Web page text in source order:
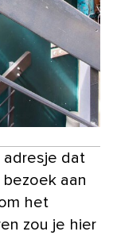
aan
het
zou je hier